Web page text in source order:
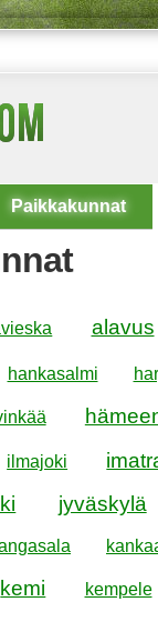
Paikkakunnat
alavus
hankasalmi
ilmajoki
jyväskylä
kemi kempele